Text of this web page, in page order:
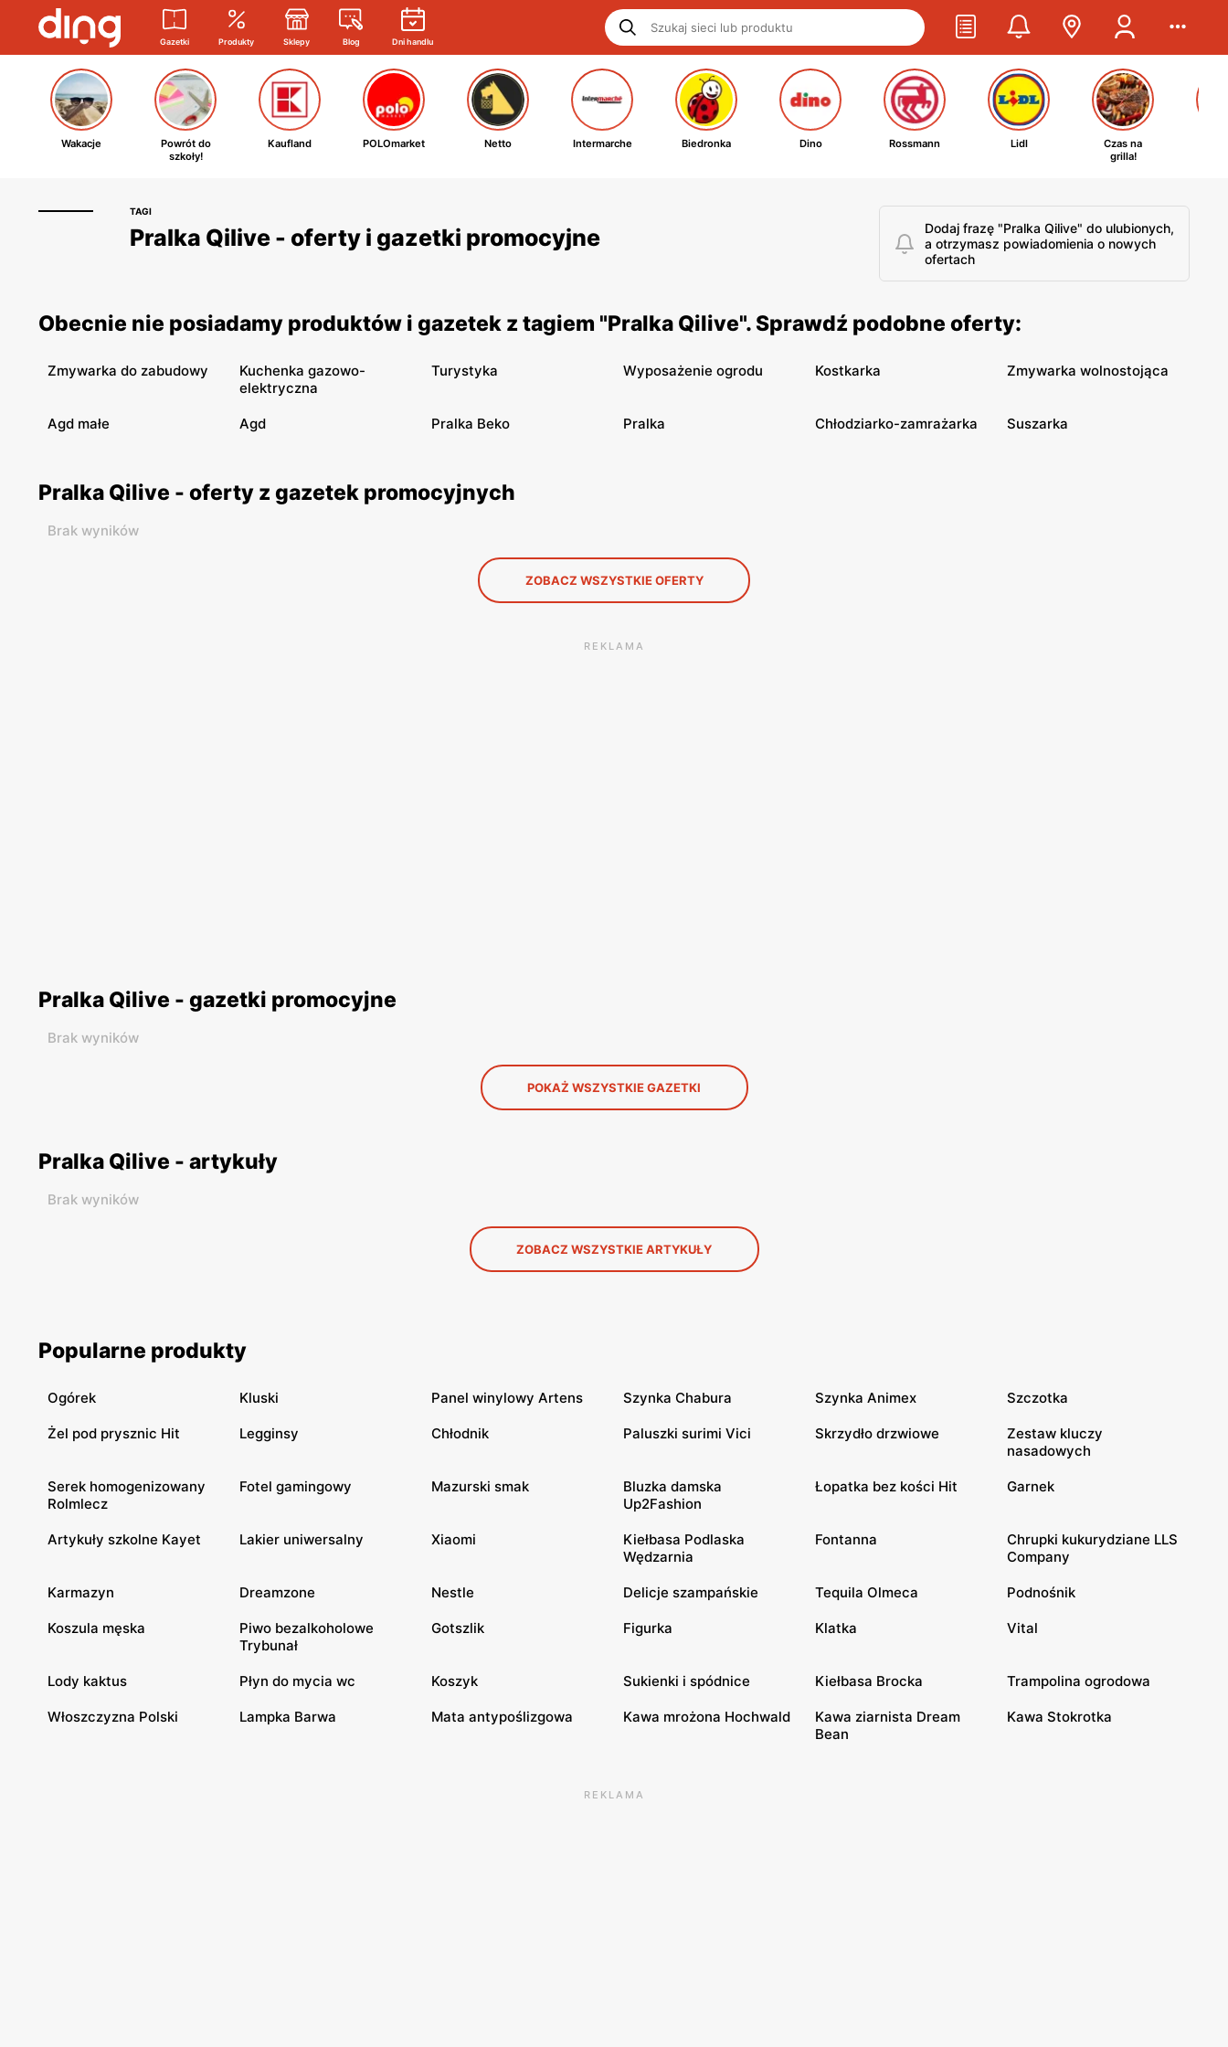
Gazetki Produkty Sklepy Blog Dni handlu
Wakacje
Powrót do
szkoły!
Kaufland POLOmarket Netto Intermarche Biedronka Dino Rossmann Lidl
Czas na
grilla!
TAGI
Pralka Qilive - oferty i gazetki promocyjne
Dodaj frazę "Pralka Qilive" do ulubionych,
a otrzymasz powiadomienia o nowych
ofertach
Obecnie nie posiadamy produktów i gazetek z tagiem "Pralka Qilive". Sprawdź podobne oferty:
Zmywarka do zabudowy
Kuchenka gazowo-
elektryczna
Turystyka Wyposażenie ogrodu Kostkarka Zmywarka wolnostojąca
Agd małe Agd Pralka Beko Pralka Chłodziarko-zamrażarka Suszarka
Pralka Qilive - oferty z gazetek promocyjnych
Brak wyników
ZOBACZ WSZYSTKIE OFERTY
REKLAMA
Pralka Qilive - gazetki promocyjne
Brak wyników
POKAŻ WSZYSTKIE GAZETKI
Pralka Qilive - artykuły
Brak wyników
ZOBACZ WSZYSTKIE ARTYKUŁY
Popularne produkty
Ogórek Kluski Panel winylowy Artens Szynka Chabura Szynka Animex Szczotka
Żel pod prysznic Hit Legginsy Chłodnik Paluszki surimi Vici Skrzydło drzwiowe
Zestaw kluczy
nasadowych
Serek homogenizowany
Rolmlecz
Fotel gamingowy Mazurski smak
Bluzka damska
Up2Fashion
Łopatka bez kości Hit Garnek
Artykuły szkolne Kayet Lakier uniwersalny Xiaomi
Kiełbasa Podlaska
Wędzarnia
Fontanna
Chrupki kukurydziane LLS
Company
Karmazyn Dreamzone Nestle Delicje szampańskie Tequila Olmeca Podnośnik
Koszula męska
Piwo bezalkoholowe
Trybunał
Gotszlik Figurka Klatka Vital
Lody kaktus Płyn do mycia wc Koszyk Sukienki i spódnice Kiełbasa Brocka Trampolina ogrodowa
Włoszczyzna Polski Lampka Barwa Mata antypoślizgowa Kawa mrożona Hochwald
Kawa ziarnista Dream
Bean
Kawa Stokrotka
REKLAMA